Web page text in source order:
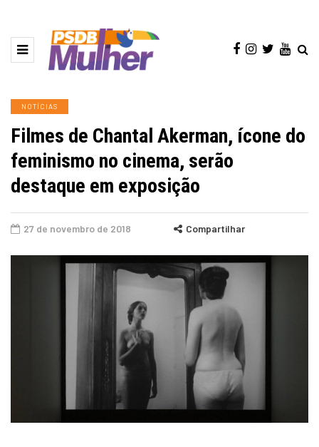
NOTÍCIAS
Filmes de Chantal Akerman, ícone do
feminismo no cinema, serão
destaque em exposição
27 de novembro de 2018 Compartilhar